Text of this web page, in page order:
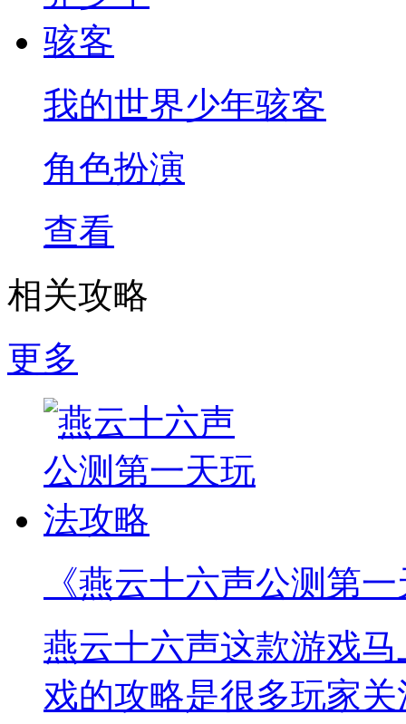
我的世界少年骇客
角色扮演
查看
相关攻略
更多
《燕云十六声公测第
燕云十六声这款游戏
戏的攻略是很多玩家